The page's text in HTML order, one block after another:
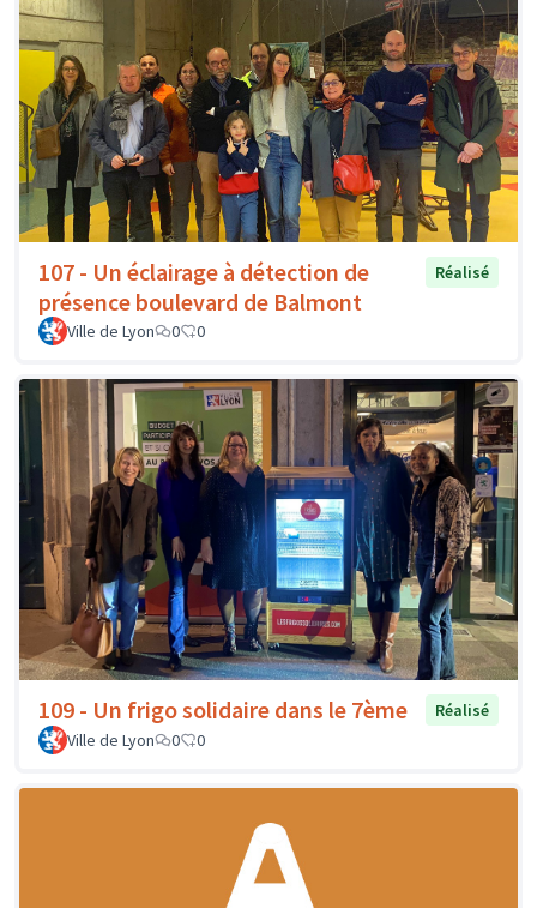
107 - Un éclairage à détection de
présence boulevard de Balmont
Réalisé
Ville de Lyon 0 0
109 - Un frigo solidaire dans le 7ème
Réalisé
Ville de Lyon
0 0